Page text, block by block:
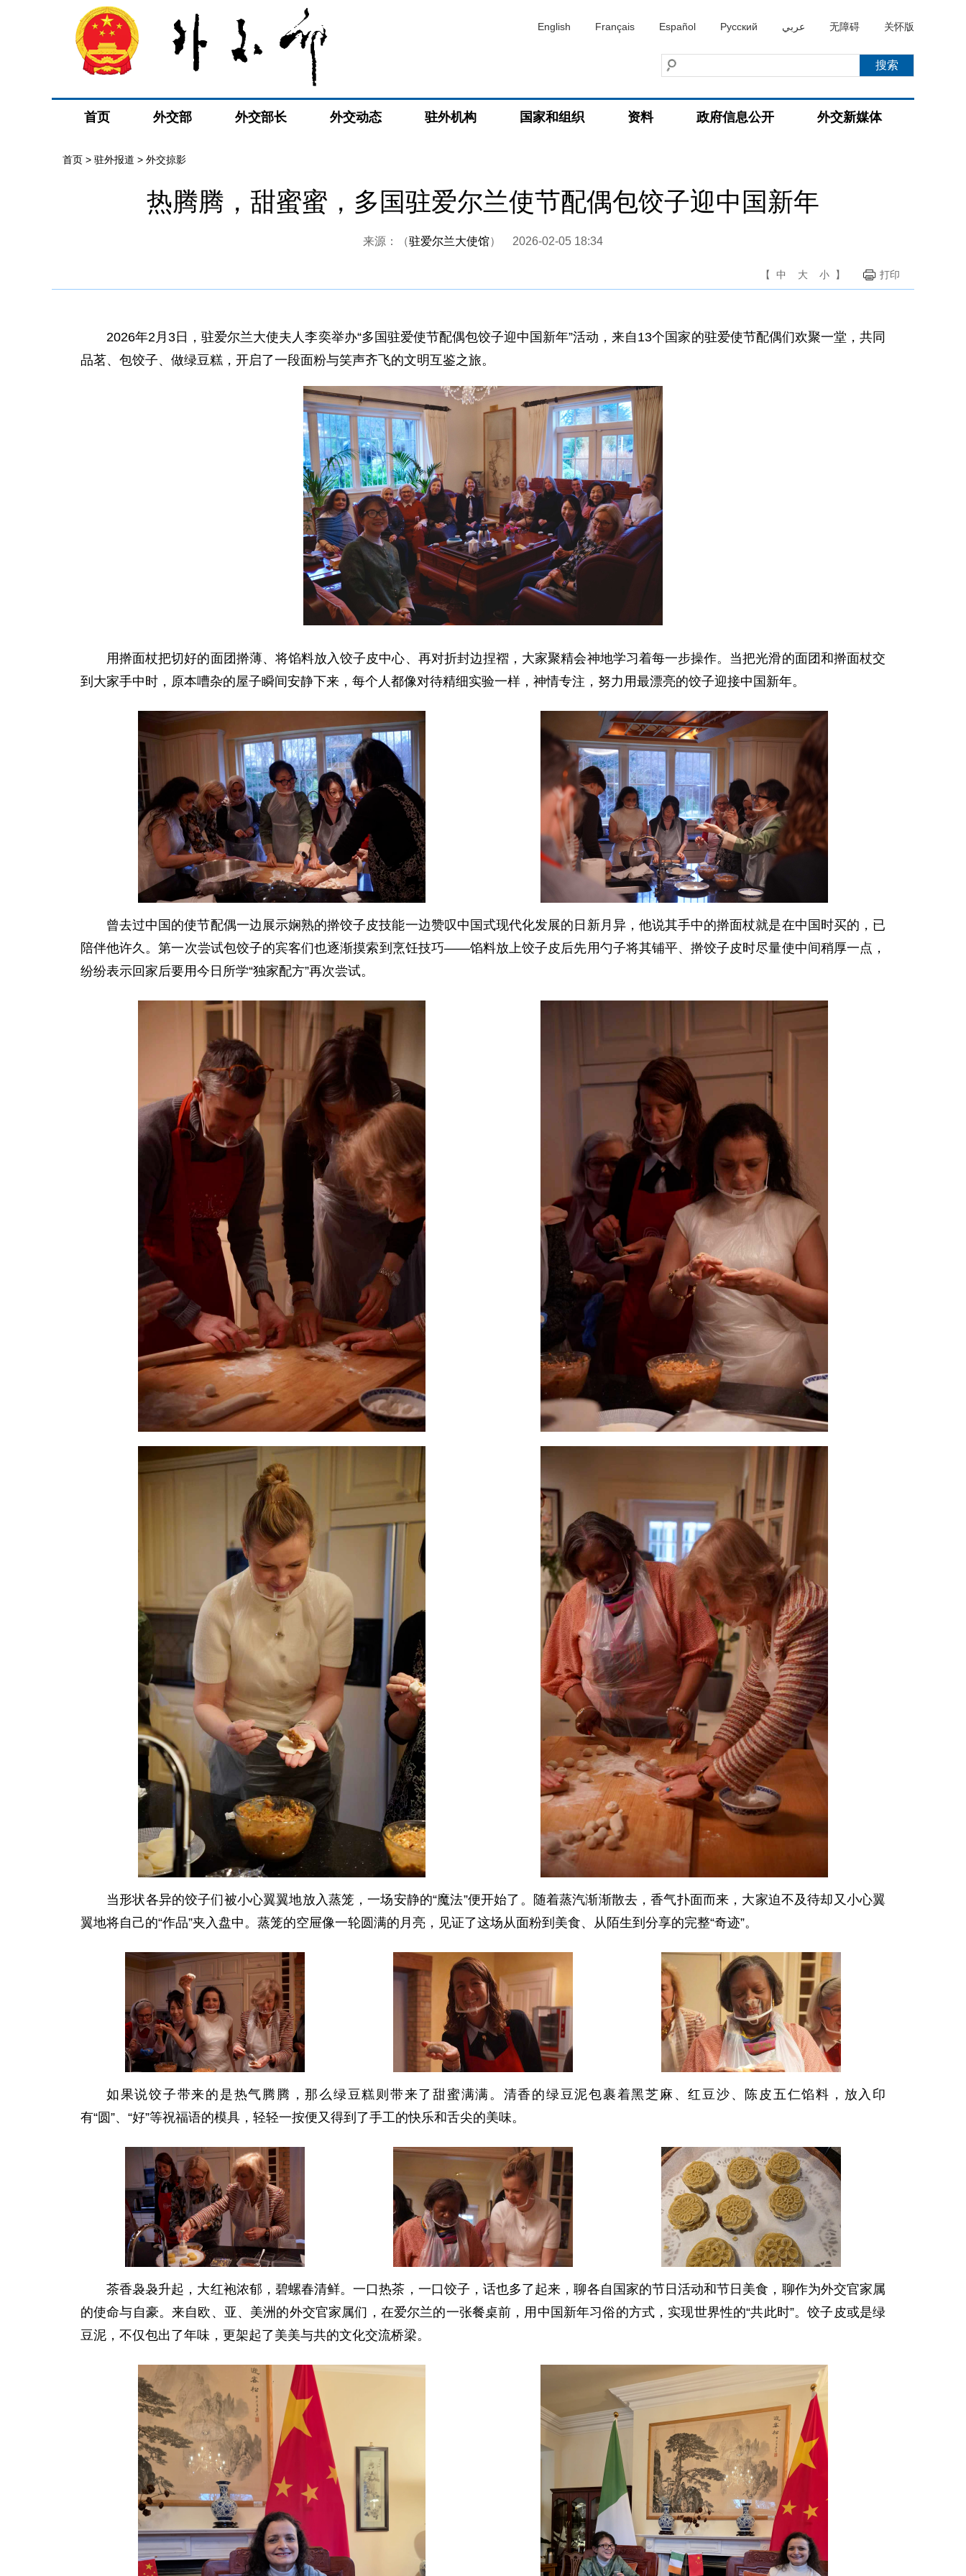
English Français Español Русский عربي 无障碍 关怀版
首页 外交部 外交部长 外交动态 驻外机构 国家和组织 资料 政府信息公开 外交新媒体
首页 > 驻外报道 > 外交掠影
热腾腾，甜蜜蜜，多国驻爱尔兰使节配偶包饺子迎中国新年
来源：（驻爱尔兰大使馆） 2026-02-05 18:34
【 中 大 小 】 打印
2026年2月3日，驻爱尔兰大使夫人李奕举办“多国驻爱使节配偶包饺子迎中国新年”活动，来自13个国家的驻爱使节配偶们欢聚一堂，共同
品茗、包饺子、做绿豆糕，开启了一段面粉与笑声齐飞的文明互鉴之旅。
用擀面杖把切好的面团擀薄、将馅料放入饺子皮中心、再对折封边捏褶，大家聚精会神地学习着每一步操作。当把光滑的面团和擀面杖交
到大家手中时，原本嘈杂的屋子瞬间安静下来，每个人都像对待精细实验一样，神情专注，努力用最漂亮的饺子迎接中国新年。
曾去过中国的使节配偶一边展示娴熟的擀饺子皮技能一边赞叹中国式现代化发展的日新月异，他说其手中的擀面杖就是在中国时买的，已
陪伴他许久。第一次尝试包饺子的宾客们也逐渐摸索到烹饪技巧——馅料放上饺子皮后先用勺子将其铺平、擀饺子皮时尽量使中间稍厚一点，
纷纷表示回家后要用今日所学“独家配方”再次尝试。
当形状各异的饺子们被小心翼翼地放入蒸笼，一场安静的“魔法”便开始了。随着蒸汽渐渐散去，香气扑面而来，大家迫不及待却又小心翼
翼地将自己的“作品”夹入盘中。蒸笼的空屉像一轮圆满的月亮，见证了这场从面粉到美食、从陌生到分享的完整“奇迹”。
如果说饺子带来的是热气腾腾，那么绿豆糕则带来了甜蜜满满。清香的绿豆泥包裹着黑芝麻、红豆沙、陈皮五仁馅料，放入印
有“圆”、“好”等祝福语的模具，轻轻一按便又得到了手工的快乐和舌尖的美味。
茶香袅袅升起，大红袍浓郁，碧螺春清鲜。一口热茶，一口饺子，话也多了起来，聊各自国家的节日活动和节日美食，聊作为外交官家属
的使命与自豪。来自欧、亚、美洲的外交官家属们，在爱尔兰的一张餐桌前，用中国新年习俗的方式，实现世界性的“共此时”。饺子皮或是绿
豆泥，不仅包出了年味，更架起了美美与共的文化交流桥梁。